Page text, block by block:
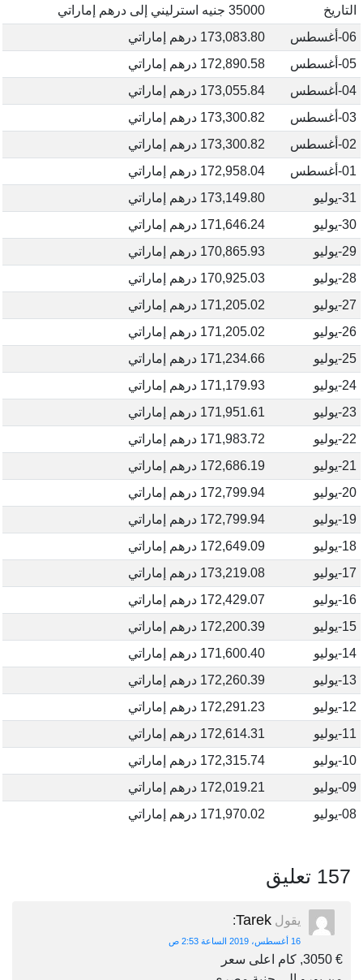
التاريخ
35000 جنيه استرليني إلى درهم إماراتي
06-أغسطس
173,083.80 درهم إماراتي
05-أغسطس
172,890.58 درهم إماراتي
04-أغسطس
173,055.84 درهم إماراتي
03-أغسطس
173,300.82 درهم إماراتي
02-أغسطس
173,300.82 درهم إماراتي
01-أغسطس
172,958.04 درهم إماراتي
31-يوليو
173,149.80 درهم إماراتي
30-يوليو
171,646.24 درهم إماراتي
29-يوليو
170,865.93 درهم إماراتي
28-يوليو
170,925.03 درهم إماراتي
27-يوليو
171,205.02 درهم إماراتي
26-يوليو
171,205.02 درهم إماراتي
25-يوليو
171,234.66 درهم إماراتي
24-يوليو
171,179.93 درهم إماراتي
23-يوليو
171,951.61 درهم إماراتي
22-يوليو
171,983.72 درهم إماراتي
21-يوليو
172,686.19 درهم إماراتي
20-يوليو
172,799.94 درهم إماراتي
19-يوليو
172,799.94 درهم إماراتي
18-يوليو
172,649.09 درهم إماراتي
17-يوليو
173,219.08 درهم إماراتي
16-يوليو
172,429.07 درهم إماراتي
15-يوليو
172,200.39 درهم إماراتي
14-يوليو
171,600.40 درهم إماراتي
13-يوليو
172,260.39 درهم إماراتي
12-يوليو
172,291.23 درهم إماراتي
11-يوليو
172,614.31 درهم إماراتي
10-يوليو
172,315.74 درهم إماراتي
09-يوليو
172,019.21 درهم إماراتي
08-يوليو
171,970.02 درهم إماراتي
157 تعليق
يقول Tarek
:
16 أغسطس، 2019 الساعة 2:53 ص
€ 3050, كام اعلى سعر